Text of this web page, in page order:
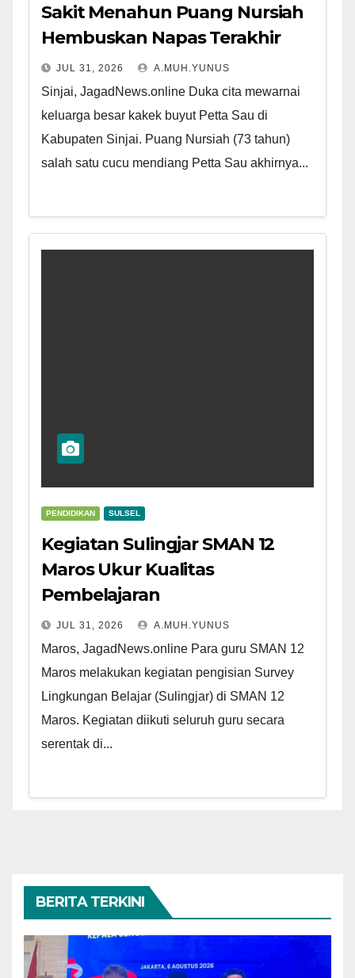
Sakit Menahun Puang Nursiah
Hembuskan Napas Terakhir
JUL 31, 2026 A.MUH.YUNUS
Sinjai, JagadNews.online Duka cita mewarnai
keluarga besar kakek buyut Petta Sau di
Kabupaten Sinjai. Puang Nursiah (73 tahun)
salah satu cucu mendiang Petta Sau akhirnya...
PENDIDIKAN SULSEL
Kegiatan Sulingjar SMAN 12
Maros Ukur Kualitas
Pembelajaran
JUL 31, 2026 A.MUH.YUNUS
Maros, JagadNews.online Para guru SMAN 12
Maros melakukan kegiatan pengisian Survey
Lingkungan Belajar (Sulingjar) di SMAN 12
Maros. Kegiatan diikuti seluruh guru secara
serentak di...
BERITA TERKINI